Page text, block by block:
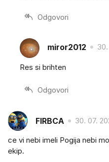
Odgovori
miror2012
Res si brihten
Odgovori
FIRBCA 30. 07.
ce vi nebi imeli Pogija nebi
ekip.